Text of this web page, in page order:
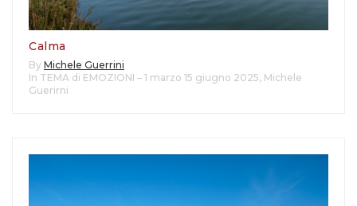
Calma
By Michele Guerrini
In TEMA di EMOZIONI – 1 marzo 15 giugno 2025, Michele
Guerirni